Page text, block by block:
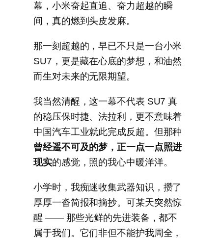
幕，小米奋起直追、奋力超越的瞬
间，真的燃到头皮发麻。
那一刻超越的，早已不只是一台小米
SU7，更是藏在心底的梦想，和油然
而生对未来的无限期望。
我当然清醒，这一幕不代表 SU7 真
的稳压保时捷、法拉利，更不意味着
中国汽车工业就此完成反超。但那种
曾经遥不可及的梦，正一点一点照进
现实的感觉，照的我心中暖洋洋。
小学时，我痴迷收集武器知识，攒了
厚厚一沓简报和摘抄。可某天突然惊
醒 —— 那些光鲜的先进装备，都不
属于我们。它们非但不能护我周全，